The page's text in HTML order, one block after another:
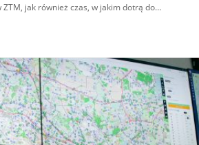
ZTM, jak również czas, w jakim dotrą do…